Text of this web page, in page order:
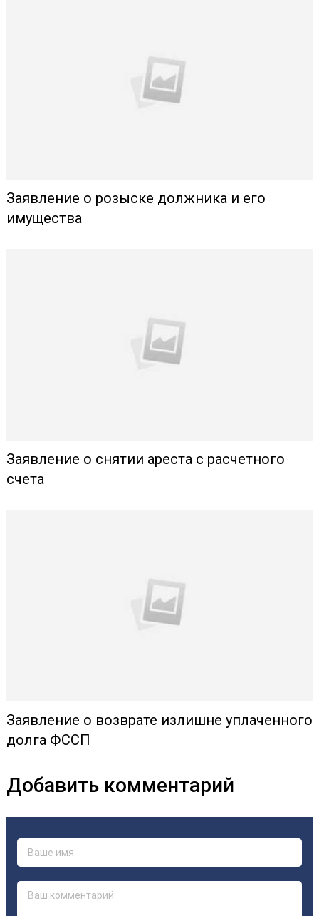
Заявление о розыске должника и его
имущества
Заявление о снятии ареста с расчетного
счета
Заявление о возврате излишне уплаченного
долга ФССП
Добавить комментарий